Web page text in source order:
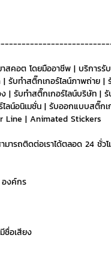
าสคอต โดยมืออาชีพ | บริการ
บทำสติ๊กเกอร์ไลน์ภาพถ่าย |
| รับทำสติ๊กเกอร์ไลน์บริษัท | รั
น์อนิเมชั่น | รับออกแบบสติ๊กเก
Line | Animated Stickers
ารถติดต่อเราได้ตลอด 24 ชั่ว
งค์กร
ชื่อเสียง